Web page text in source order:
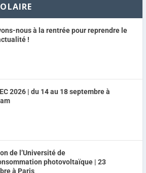
nous à la rentrée pour reprendre le
!
2026 | du 14 au 18 septembre à
de l’Université de
photovoltaïque | 23
à Paris